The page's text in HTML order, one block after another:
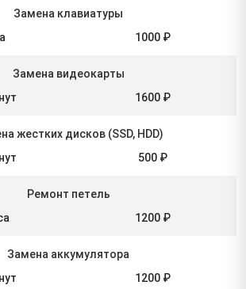
Замена клавиатуры
1000 ₽
Замена видеокарты
1600 ₽
жестких дисков (SSD, HDD)
500 ₽
Ремонт петель
1200 ₽
Замена аккумулятора
1200 ₽